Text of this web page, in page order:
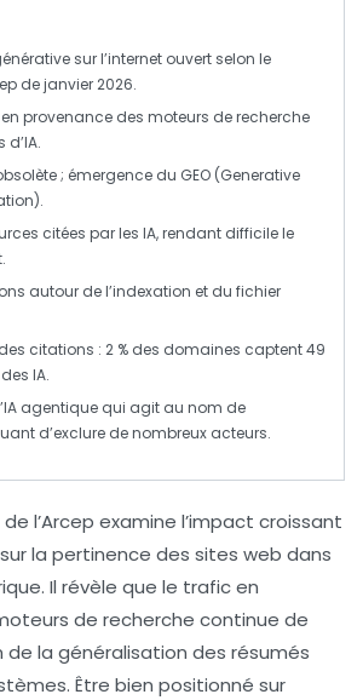
sur l’internet ouvert selon le
de janvier 2026.
en provenance des moteurs de recherche
; émergence du GEO (Generative
citées par les IA, rendant difficile le
autour de l’indexation et du fichier
citations : 2 % des domaines captent 49
IA.
IA agentique qui agit au nom de
d’exclure de nombreux acteurs.
l’Arcep examine l’impact croissant
sur la pertinence des sites web dans
Il révèle que le trafic en
de recherche continue de
de la généralisation des résumés
Être bien positionné sur